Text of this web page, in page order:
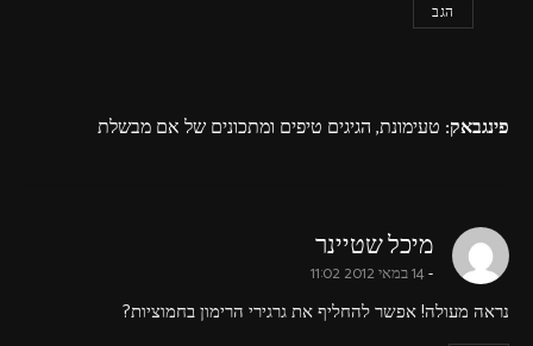
הגב
פינגבאק: טעימונת, הגיגים טיפים ומתכונים של אם מבשלת
מיכל שטיינרsays:
14 במאי 2012 11:02
נראה מעולה! אפשר להחליף את גרגירי הרימון בחמוציות?